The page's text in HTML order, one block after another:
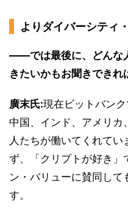
よりダイバーシティ
――では最後に、どんな
きたいかもお聞きできれ
廣末氏:現在ビットバンク
中国、インド、アメリ
人たちが働いてくれて
ず、「クリプトが好き」
ン・バリューに賛同し
す。